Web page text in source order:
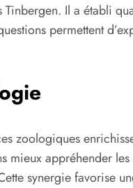
Il a établi
permettent
zoologiques
appréhender
synergie favorise